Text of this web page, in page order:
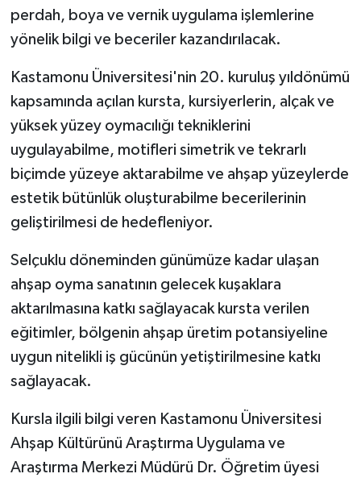
perdah, boya ve vernik uygulama işlemlerine
yönelik bilgi ve beceriler kazandırılacak.
Kastamonu Üniversitesi'nin 20. kuruluş yıldönümü
kapsamında açılan kursta, kursiyerlerin, alçak ve
yüksek yüzey oymacılığı tekniklerini
uygulayabilme, motifleri simetrik ve tekrarlı
biçimde yüzeye aktarabilme ve ahşap yüzeylerde
estetik bütünlük oluşturabilme becerilerinin
geliştirilmesi de hedefleniyor.
Selçuklu döneminden günümüze kadar ulaşan
ahşap oyma sanatının gelecek kuşaklara
aktarılmasına katkı sağlayacak kursta verilen
eğitimler, bölgenin ahşap üretim potansiyeline
uygun nitelikli iş gücünün yetiştirilmesine katkı
sağlayacak.
Kursla ilgili bilgi veren Kastamonu Üniversitesi
Ahşap Kültürünü Araştırma Uygulama ve
Araştırma Merkezi Müdürü Dr. Öğretim üyesi